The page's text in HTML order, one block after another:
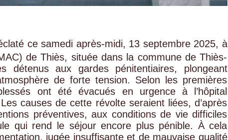
ce samedi après-midi, 13 septembre 2025, à
de Thiès, située dans la commune de Thiès-
détenus aux gardes pénitentiaires, plongeant
de forte tension. Selon les premières
ont été évacués en urgence à l’hôpital
causes de cette révolte seraient liées, d’après
préventives, aux conditions de vie difficiles
qui rend le séjour encore plus pénible. À cela
jugée insuffisante et de mauvaise qualité